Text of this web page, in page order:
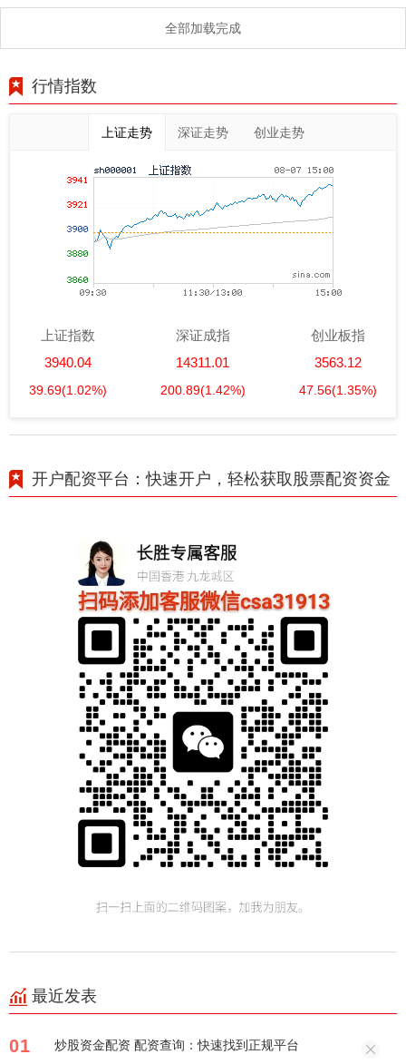
全部加载完成
行情指数
上证走势 深证走势 创业走势
上证指数
3940.04
39.69(1.02%)
深证成指
14311.01
200.89(1.42%)
创业板指
3563.12
47.56(1.35%)
开户配资平台：快速开户，轻松获取股票配资资金
最近发表
01 炒股资金配资 配资查询：快速找到正规平台